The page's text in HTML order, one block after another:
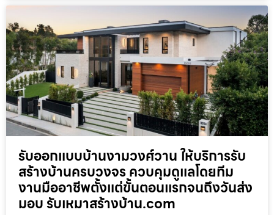
รับออกแบบบ้านงามวงศ์วาน ให้บริการรับ
สร้างบ้านครบวงจร ควบคุมดูแลโดยทีม
งานมืออาชีพตั้งแต่ขั้นตอนแรกจนถึงวันส่ง
มอบ รับเหมาสร้างบ้าน.com